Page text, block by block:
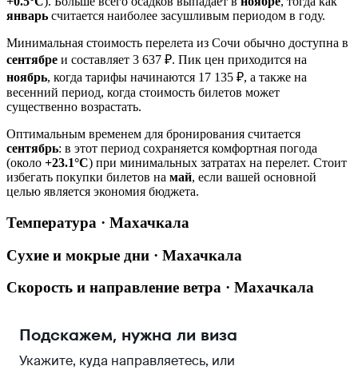
январь считается наиболее засушливым периодом в году.
Минимальная стоимость перелета из Сочи обычно доступна в
сентябре и составляет 3 637 ₽. Пик цен приходится на
ноябрь, когда тарифы начинаются 17 135 ₽, а также на
весенний период, когда стоимость билетов может
существенно возрастать.
Оптимальным временем для бронирования считается
сентябрь: в этот период сохраняется комфортная погода
(около +23.1°C) при минимальных затратах на перелет. Стоит
избегать покупки билетов на май, если вашей основной
целью является экономия бюджета.
Температура · Махачкала
Сухие и мокрые дни · Махачкала
Скорость и направление ветра · Махачкала
Подскажем, нужна ли виза
Укажите, куда направляетесь, или